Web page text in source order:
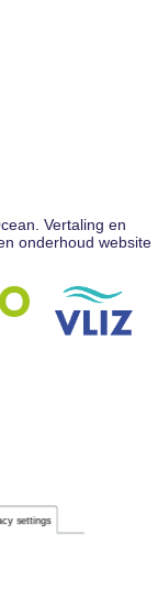
Vertaling en
onderhoud website
settings